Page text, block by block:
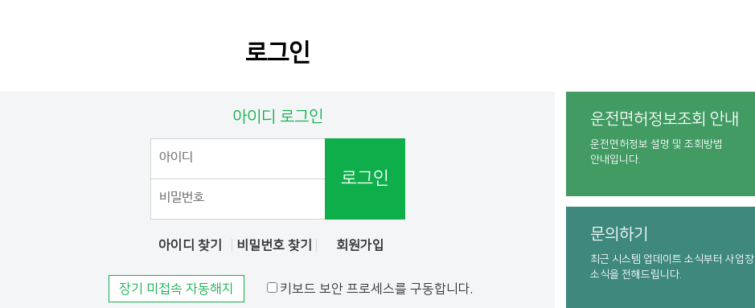
로그인
아이디 로그인
로그인
아이디 찾기 비밀번호 찾기 회원가입
장기 미접속 자동해지 키보드 보안 프로세스를 구동합니다.
운전면허정보조회 안내
운전면허정보 설명 및 조회방법
안내입니다.
문의하기
최근 시스템 업데이트 소식부터 사업장
소식을 전해드립니다.